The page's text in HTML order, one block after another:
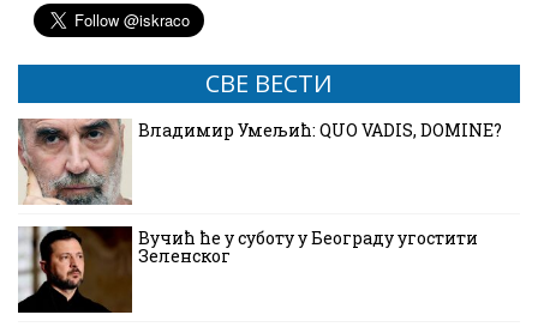
СВЕ ВЕСТИ
Владимир Умељић: QUO VADIS, DOMINE?
Вучић ће у суботу у Београду угостити
Зеленског